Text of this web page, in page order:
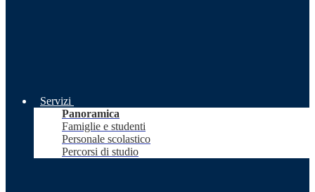
Servizi
Panoramica
Famiglie e studenti
Personale scolastico
Percorsi di studio